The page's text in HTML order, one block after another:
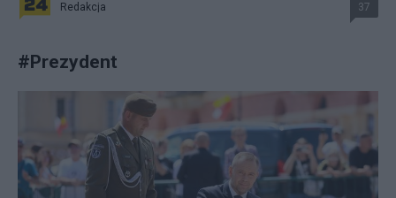
Redakcja 37
#Prezydent